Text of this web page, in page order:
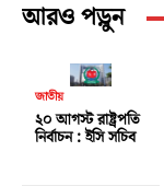
আরও পড়ুন
জাতীয়
২০ আগস্ট রাষ্ট্রপতি
নির্বাচন : ইসি সচিব